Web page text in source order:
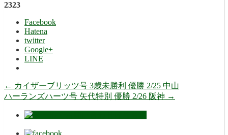
2323
Facebook
Hatena
twitter
Google+
LINE
← カイザーブリッツ号 3歳未勝利 優勝 2/25 中山
ハーランズハーツ号 矢代特別 優勝 2/26 阪神 →